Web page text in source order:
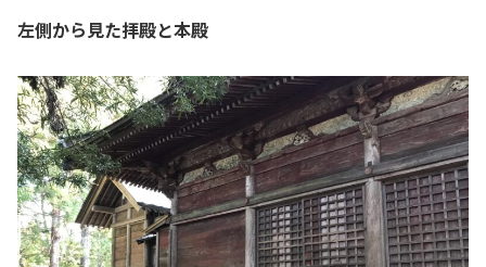
左側から見た拝殿と本殿